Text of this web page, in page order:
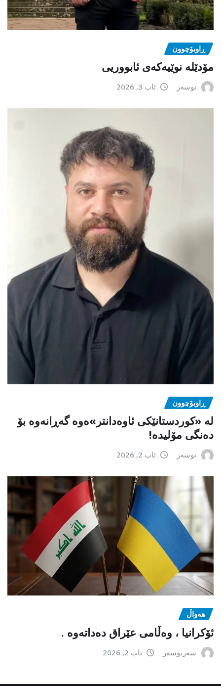
ڕاوبۆچوون
مۆدێلە نوێیەکەى ئابووریی
نوسەر ئاب 3, 2026
ڕاوبۆچوون
لە «کوردستانێکی ئاوەدانتر»ەوە گەڕانەوە بۆ
دەنگی مۆلیدە!
نوسەر ئاب 2, 2026
هەواڵ
ئۆکرانیا ، وەڵامی عێراق دەداتەوە .
سەرنوسەر ئاب 2, 2026